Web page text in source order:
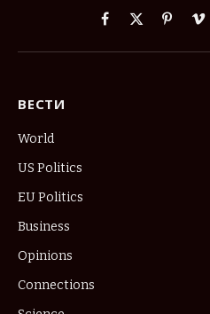
Facebook
X
ВЕСТИ
World
US Politics
EU Politics
Business
Opinions
Connections